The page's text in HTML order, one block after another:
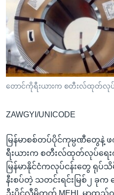
ညွန်း
စာမျက်နှာ
သို့
ကျော်
ကြည့်
ရှာဖွေ
နေရာ
သို့
ကျော်
ရန်
ရုပ်ရှင်ထဲက အင်္ဂလိပ်စာ
သုတပဒေသာ အင်္ဂလိပ်စာ
တီဗွီ
ရေဒီယို/တီဗွီအစီအစဉ်
Learning English
ဗွီအိုအေ လူမှုကွန်ယက်များ
တောင်ကိုရီးယားက စတီးလ်ထုတ်လုပ်
ZAWGYI/UNICODE
မြန်မာစစ်တပ်ပိုင်ကုမ္ပဏီတွေ
ရီးယားက စတီးလ်ထုတ်လုပ်ရေးကု
မြန်မာနိုင်ငံကလုပ်ငန်းတွေ ရုပ်
နီးစပ်တဲ့ သတင်းရင်းမြစ်၂ ခုက ပြ
ဦးပိုင်လီမိတက် MEHL မှာထည့်